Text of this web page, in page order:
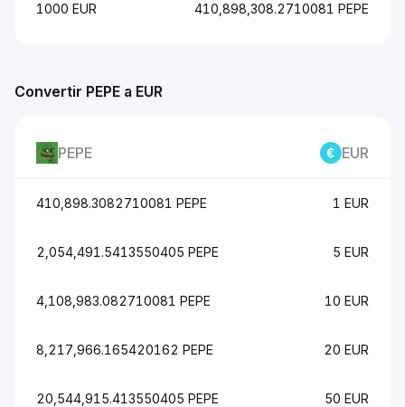
Convertir PEPE a EUR
PEPE EUR
410,898.3082710081 PEPE 1 EUR
2,054,491.5413550405 PEPE 5 EUR
4,108,983.082710081 PEPE 10 EUR
8,217,966.165420162 PEPE 20 EUR
20,544,915.413550405 PEPE 50 EUR
1000 EUR 410,898,308.2710081 PEPE